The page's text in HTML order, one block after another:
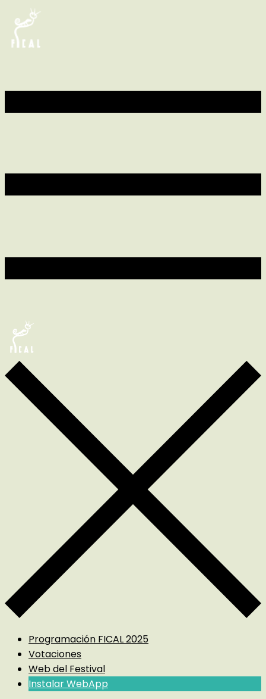
Programación FICAL 2025
Votaciones
Web del Festival
Instalar WebApp